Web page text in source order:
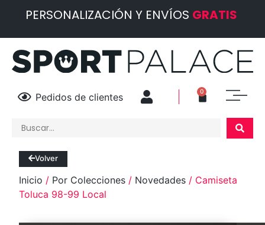
PERSONALIZACIÓN Y ENVÍOS GRATIS
Pedidos de clientes 0
Volver
Inicio / Por Colecciones / Novedades / Camiseta
Toluca 98-99 Local